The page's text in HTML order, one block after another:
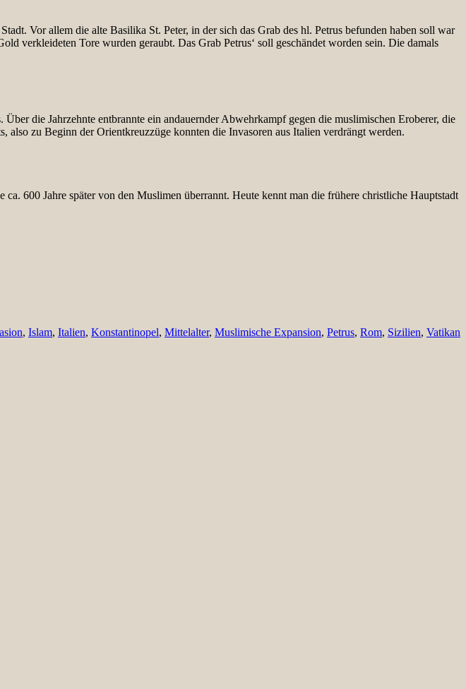
Vor allem die alte Basilika St. Peter, in der sich das Grab des hl. Petrus befunden haben soll war
verkleideten Tore wurden geraubt. Das Grab Petrus‘ soll geschändet worden sein. Die damals
die Jahrzehnte entbrannte ein andauernder Abwehrkampf gegen die muslimischen Eroberer, die
also zu Beginn der Orientkreuzzüge konnten die Invasoren aus Italien verdrängt werden.
600 Jahre später von den Muslimen überrannt. Heute kennt man die frühere christliche Hauptstadt
, Islam, Italien, Konstantinopel, Mittelalter, Muslimische Expansion, Petrus, Rom, Sizilien, Vatikan